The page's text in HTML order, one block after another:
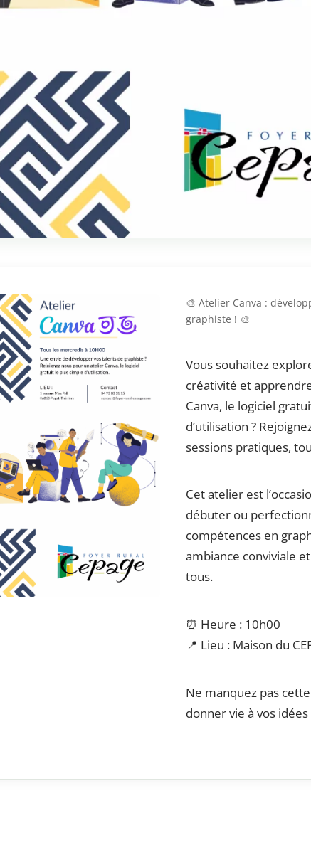
🎨 Atelier Canva :
graphiste ! 🎨
Vous souhaitez
créativité et
Canva, le logiciel
d’utilisation ?
sessions pratiques,
Cet atelier est
débuter ou
compétences en
ambiance conviviale
tous.
⏰ Heure : 10h00
📍 Lieu : Maison du
Ne manquez pas
donner vie à vos idées